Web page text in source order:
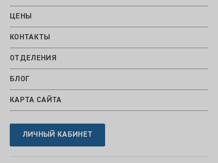
ЦЕНЫ
КОНТАКТЫ
ОТДЕЛЕНИЯ
БЛОГ
КАРТА САЙТА
ЛИЧНЫЙ КАБИНЕТ